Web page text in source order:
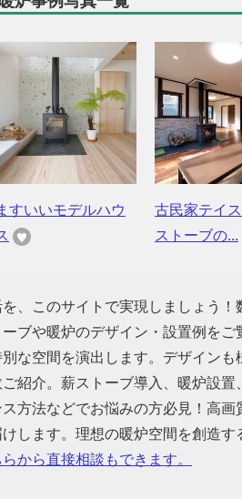
すいいモデルハウ
古民家テイ
ストーブの...
、このサイトで実現しましょう
ブや暖炉のデザイン・設置例を
な空間を演出します。デザイン
紹介。薪ストーブ導入、暖炉設
方法などでお悩みの方必見！高
します。理想の暖炉空間を創造
らから直接相談もできます。